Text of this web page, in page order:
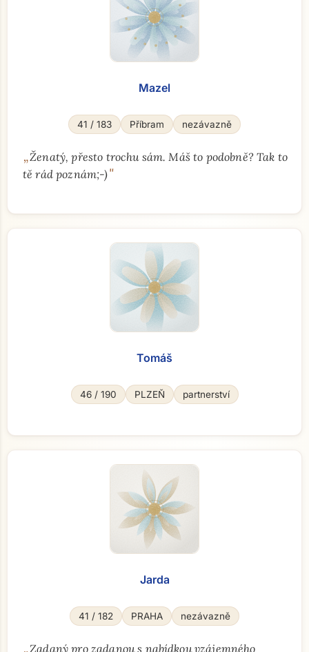
Mazel
41 / 183 Příbram nezávazně
„Ženatý, přesto trochu sám. Máš to podobně? Tak to
tě rád poznám;-)"
Tomáš
46 / 190 PLZEŇ partnerství
Jarda
41 / 182 PRAHA nezávazně
„Zadaný pro zadanou s nabídkou vzájemného